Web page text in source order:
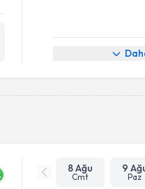
8 Ağu
Cmt
9
Paz